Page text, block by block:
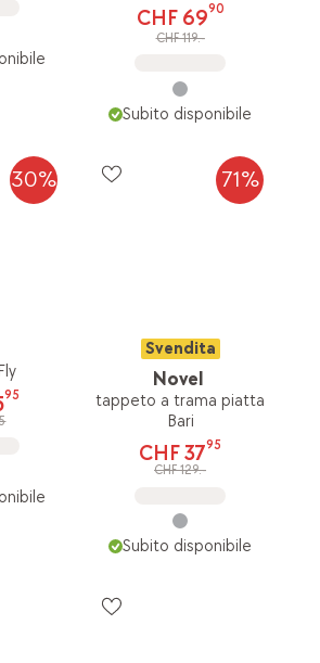
CHF 6990
CHF 119.-
Subito disponibile
30%
95
71%
Svendita
Novel
tappeto a trama piatta
Bari
CHF 3795
CHF 129.-
Subito disponibile